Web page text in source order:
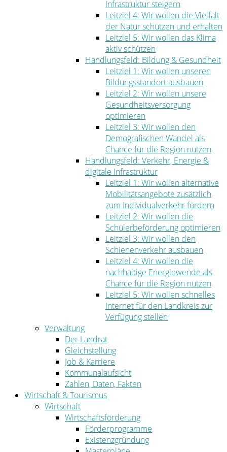
Infrastruktur steigern
Leitziel 4: Wir wollen die Vielfalt
der Natur schützen und erhalten
Leitziel 5: Wir wollen das Klima
aktiv schützen
Handlungsfeld: Bildung & Gesundheit
Leitziel 1: Wir wollen unseren
Bildungsstandort ausbauen
Leitziel 2: Wir wollen unsere
Gesundheitsversorgung
optimieren
Leitziel 3: Wir wollen den
Demografischen Wandel als
Chance für die Region nutzen
Handlungsfeld: Verkehr, Energie &
digitale Infrastruktur
Leitziel 1: Wir wollen alternative
Mobilitätsangebote zusätzlich
zum Individualverkehr fördern
Leitziel 2: Wir wollen die
Schülerbeförderung optimieren
Leitziel 3: Wir wollen den
Schienenverkehr ausbauen
Leitziel 4: Wir wollen die
nachhaltige Energiewende als
Chance für die Region nutzen
Leitziel 5: Wir wollen schnelles
Internet für den Landkreis zur
Verfügung stellen
Verwaltung
Der Landrat
Gleichstellung
Job & Karriere
Kommunalaufsicht
Zahlen, Daten, Fakten
Wirtschaft & Tourismus
Wirtschaft
Wirtschaftsförderung
Förderprogramme
Existenzgründung